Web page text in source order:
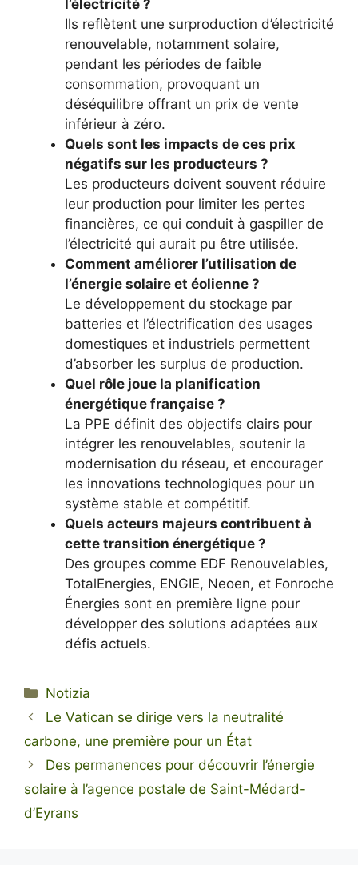
l’électricité ?
Ils reflètent une surproduction d’électricité
renouvelable, notamment solaire,
pendant les périodes de faible
consommation, provoquant un
déséquilibre offrant un prix de vente
inférieur à zéro.
Quels sont les impacts de ces prix
négatifs sur les producteurs ?
Les producteurs doivent souvent réduire
leur production pour limiter les pertes
financières, ce qui conduit à gaspiller de
l’électricité qui aurait pu être utilisée.
Comment améliorer l’utilisation de
l’énergie solaire et éolienne ?
Le développement du stockage par
batteries et l’électrification des usages
domestiques et industriels permettent
d’absorber les surplus de production.
Quel rôle joue la planification
énergétique française ?
La PPE définit des objectifs clairs pour
intégrer les renouvelables, soutenir la
modernisation du réseau, et encourager
les innovations technologiques pour un
système stable et compétitif.
Quels acteurs majeurs contribuent à
cette transition énergétique ?
Des groupes comme EDF Renouvelables,
TotalEnergies, ENGIE, Neoen, et Fonroche
Énergies sont en première ligne pour
développer des solutions adaptées aux
défis actuels.
Categorie
Notizia
Le Vatican se dirige vers la neutralité
carbone, une première pour un État
Des permanences pour découvrir l’énergie
solaire à l’agence postale de Saint-Médard-
d’Eyrans